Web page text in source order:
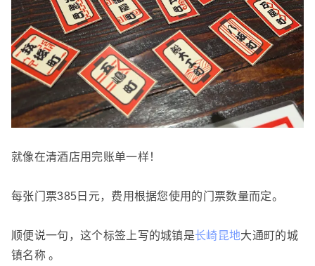
就像在清酒店用完账单一样！
每张门票385日元，费用根据您使用的门票数量而定。
顺便说一句，这个标签上写的城镇是长崎昆地大通町的城
镇名称 。